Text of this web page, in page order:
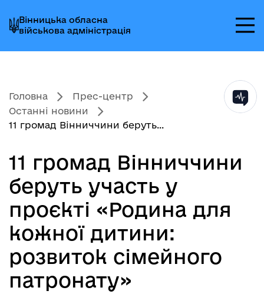
до
головного
меню
до
головного
вмісту
до
головного
колонтитула
Вінницька обласна
військова адміністрація
Головна
Прес-центр
Останні новини
11 громад Вінниччини беруть...
11 громад Вінниччини
беруть участь у
проєкті «Родина для
кожної дитини:
розвиток сімейного
патронату»